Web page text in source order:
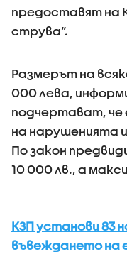
предоставят на
струва“.
Размерът на
000 лева,
подчертават,
на нарушенията
По закон
10 000 лв., а
КЗП установи 83
въвеждането на